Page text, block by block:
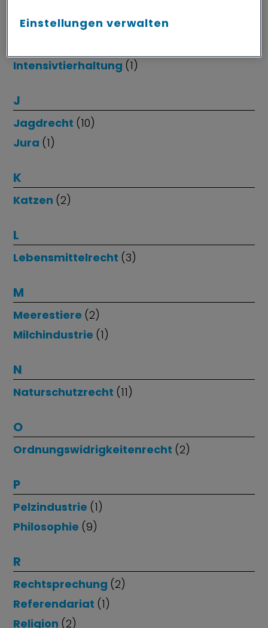
illegaler Welpenhandel(1)
Intensivtierhaltung (1)
J
Jagdrecht (10)
Jura (1)
K
Katzen (2)
L
Lebensmittelrecht (3)
M
Meerestiere (2)
Milchindustrie (1)
N
Naturschutzrecht (11)
O
Ordnungswidrigkeitenrecht (2)
P
Pelzindustrie (1)
Philosophie (9)
R
Rechtsprechung (2)
Referendariat (1)
Religion (2)
Einstellungen verwalten